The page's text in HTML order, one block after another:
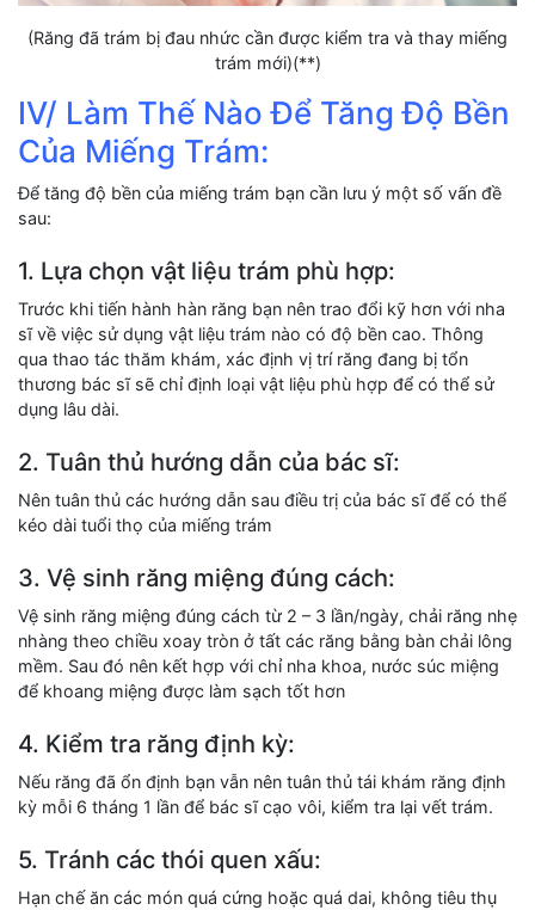
(Răng đã trám bị đau nhức cần được kiểm tra và thay miếng
trám mới)(**)
IV/ Làm Thế Nào Để Tăng Độ Bền
Của Miếng Trám:
Để tăng độ bền của miếng trám bạn cần lưu ý một số vấn đề
sau:
1. Lựa chọn vật liệu trám phù hợp:
Trước khi tiến hành hàn răng bạn nên trao đổi kỹ hơn với nha
sĩ về việc sử dụng vật liệu trám nào có độ bền cao. Thông
qua thao tác thăm khám, xác định vị trí răng đang bị tổn
thương bác sĩ sẽ chỉ định loại vật liệu phù hợp để có thể sử
dụng lâu dài.
2. Tuân thủ hướng dẫn của bác sĩ:
Nên tuân thủ các hướng dẫn sau điều trị của bác sĩ để có thể
kéo dài tuổi thọ của miếng trám
3. Vệ sinh răng miệng đúng cách:
Vệ sinh răng miệng đúng cách từ 2 – 3 lần/ngày, chải răng nhẹ
nhàng theo chiều xoay tròn ở tất các răng bằng bàn chải lông
mềm. Sau đó nên kết hợp với chỉ nha khoa, nước súc miệng
để khoang miệng được làm sạch tốt hơn
4. Kiểm tra răng định kỳ:
Nếu răng đã ổn định bạn vẫn nên tuân thủ tái khám răng định
kỳ mỗi 6 tháng 1 lần để bác sĩ cạo vôi, kiểm tra lại vết trám.
5. Tránh các thói quen xấu:
Hạn chế ăn các món quá cứng hoặc quá dai, không tiêu thụ